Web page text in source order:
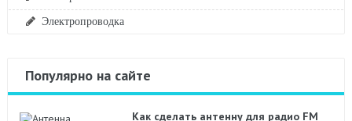
Электропроводка
Популярно на сайте
Как сделать антенну для радио FM